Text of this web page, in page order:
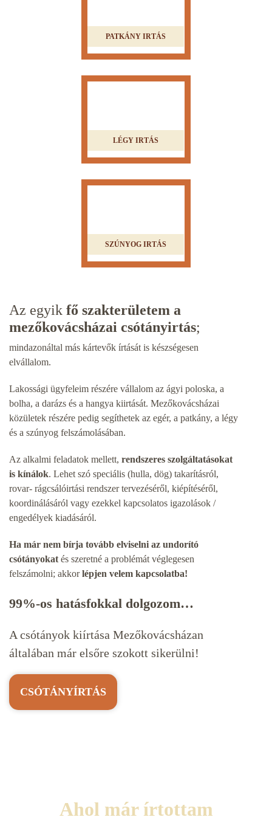
PATKÁNY IRTÁS
LÉGY IRTÁS
SZÚNYOG IRTÁS
Az egyik fő szakterületem a
mezőkovácsházai csótányirtás;
mindazonáltal más kártevők írtását is készségesen
elvállalom.
Lakossági ügyfeleim részére vállalom az ágyi poloska, a
bolha, a darázs és a hangya kiirtását. Mezőkovácsházai
közületek részére pedig segíthetek az egér, a patkány, a légy
és a szúnyog felszámolásában.
Az alkalmi feladatok mellett, rendszeres szolgáltatásokat
is kínálok. Lehet szó speciális (hulla, dög) takarításról,
rovar- rágcsálóirtási rendszer tervezéséről, kiépítéséről,
koordinálásáról vagy ezekkel kapcsolatos igazolások /
engedélyek kiadásáról.
Ha már nem bírja tovább elviselni az undorító
csótányokat és szeretné a problémát véglegesen
felszámolni; akkorlépjen velem kapcsolatba!
99%-os hatásfokkal dolgozom…
A csótányok kiírtása Mezőkovácsházan
általában már elsőre szokott sikerülni!
CSÓTÁNYÍRTÁS
Ahol már írtottam